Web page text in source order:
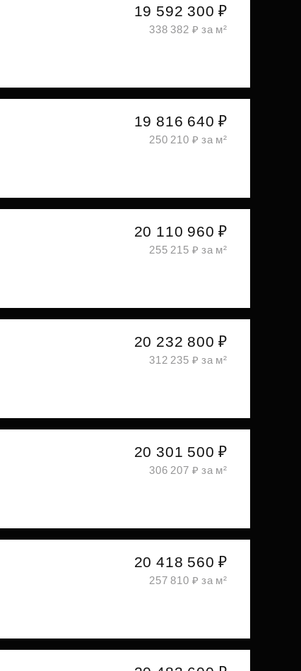
19 592 300 ₽
338 382 ₽ за м²
19 816 640 ₽
250 210 ₽ за м²
20 110 960 ₽
255 215 ₽ за м²
20 232 800 ₽
312 235 ₽ за м²
20 301 500 ₽
306 207 ₽ за м²
20 418 560 ₽
257 810 ₽ за м²